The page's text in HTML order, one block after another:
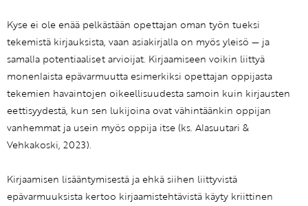
Kyse ei ole enää pelkästään opettajan oman työn tueksi
tekemistä kirjauksista, vaan asiakirjalla on myös yleisö — ja
samalla potentiaaliset arvioijat. Kirjaamiseen voikin liittyä
monenlaista epävarmuutta esimerkiksi opettajan oppijasta
tekemien havaintojen oikeellisuudesta samoin kuin kirjausten
eettisyydestä, kun sen lukijoina ovat vähintäänkin oppijan
vanhemmat ja usein myös oppija itse (ks. Alasuutari &
Vehkakoski, 2023).
Kirjaamisen lisääntymisestä ja ehkä siihen liittyvistä
epävarmuuksista kertoo kirjaamistehtävistä käyty kriittinen